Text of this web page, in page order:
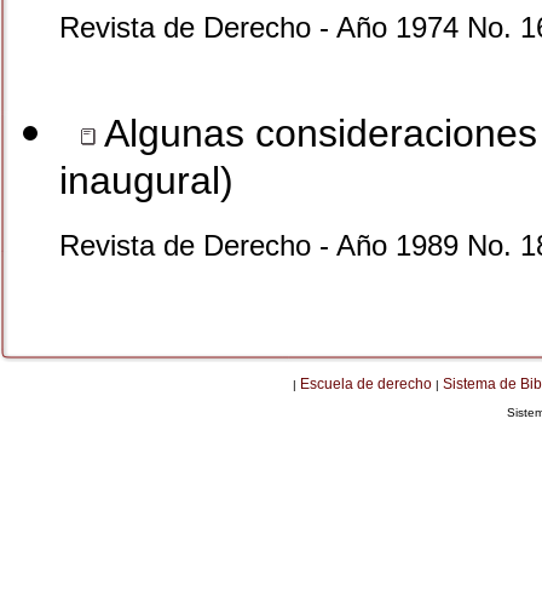
Revista de Derecho - Año 1974 No.
Algunas
inaugural)
Revista de Derecho - Año 1989 No.
| Escuela de derecho | Sistema de